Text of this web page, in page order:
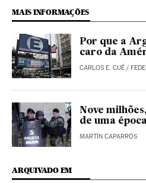
MAIS INFORMAÇÕES
Por que a
caro da
CARLOS E. CUÉ /
Nove
de uma
MARTÍN CAPARRÓS
ARQUIVADO EM